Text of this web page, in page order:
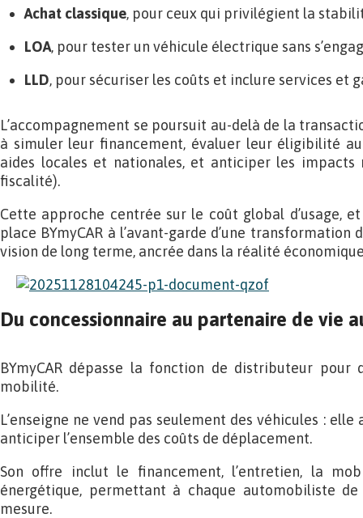
Achat classique, pour ceux qui privilégient la
LOA, pour tester un véhicule électrique sans
LLD, pour sécuriser les coûts et inclure services et
L’accompagnement se poursuit au-delà de la
à simuler leur financement, évaluer leur éligibilité
aides locales et nationales, et anticiper les impacts
fiscalité).
Cette approche centrée sur le coût global d’usage,
place BYmyCAR à l’avant-garde d’une
vision de long terme, ancrée dans la réalité
Du concessionnaire au partenaire de vie
BYmyCAR dépasse la fonction de distributeur
mobilité.
L’enseigne ne vend pas seulement des véhicules :
anticiper l’ensemble des coûts de déplacement.
Son offre inclut le financement, l’entretien, la
énergétique, permettant à chaque automobiliste
mesure.